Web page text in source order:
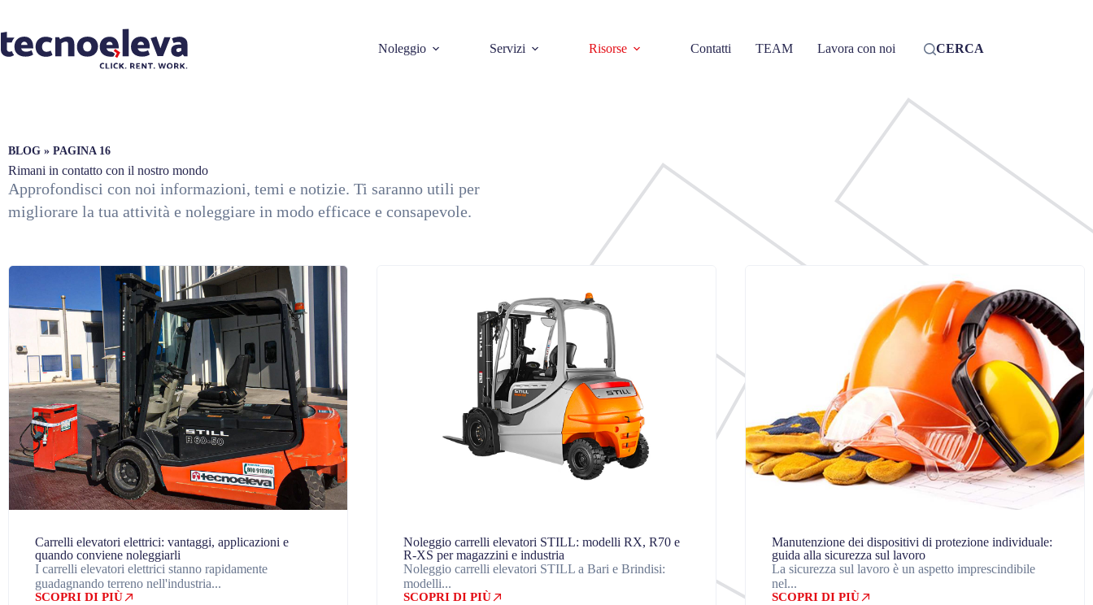
Noleggio Servizi Risorse Contatti TEAM Lavora con noi CERCA
BLOG » PAGINA 16
Rimani in contatto con il nostro mondo
Approfondisci con noi informazioni, temi e notizie. Ti saranno utili per
migliorare la tua attività e noleggiare in modo efficace e consapevole.
Carrelli elevatori elettrici: vantaggi, applicazioni e
quando conviene noleggiarli
I carrelli elevatori elettrici stanno rapidamente
guadagnando terreno nell'industria...
SCOPRI DI PIÙ
Noleggio carrelli elevatori STILL: modelli RX, R70 e
R-XS per magazzini e industria
Noleggio carrelli elevatori STILL a Bari e Brindisi:
modelli...
SCOPRI DI PIÙ
Manutenzione dei dispositivi di protezione individuale:
guida alla sicurezza sul lavoro
La sicurezza sul lavoro è un aspetto imprescindibile
nel...
SCOPRI DI PIÙ